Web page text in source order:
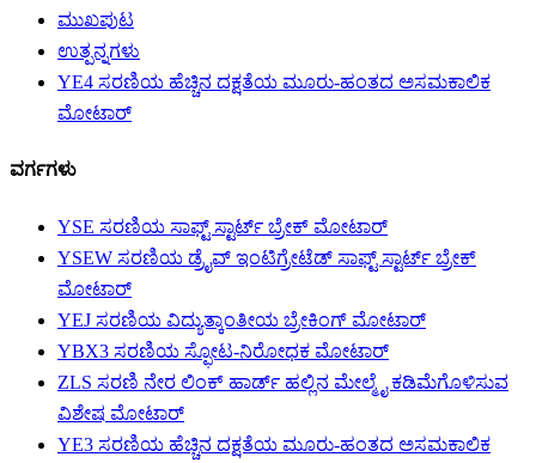
ಮುಖಪುಟ
ಉತ್ಪನ್ನಗಳು
YE4 ಸರಣಿಯ ಹೆಚ್ಚಿನ ದಕ್ಷತೆಯ ಮೂರು-ಹಂತದ ಅಸಮಕಾಲಿಕ
ಮೋಟಾರ್
ವರ್ಗಗಳು
YSE ಸರಣಿಯ ಸಾಫ್ಟ್ ಸ್ಟಾರ್ಟ್ ಬ್ರೇಕ್ ಮೋಟಾರ್
YSEW ಸರಣಿಯ ಡ್ರೈವ್ ಇಂಟಿಗ್ರೇಟೆಡ್ ಸಾಫ್ಟ್ ಸ್ಟಾರ್ಟ್ ಬ್ರೇಕ್
ಮೋಟಾರ್
YEJ ಸರಣಿಯ ವಿದ್ಯುತ್ಕಾಂತೀಯ ಬ್ರೇಕಿಂಗ್ ಮೋಟಾರ್
YBX3 ಸರಣಿಯ ಸ್ಫೋಟ-ನಿರೋಧಕ ಮೋಟಾರ್
ZLS ಸರಣಿ ನೇರ ಲಿಂಕ್ ಹಾರ್ಡ್ ಹಲ್ಲಿನ ಮೇಲ್ಮೈ ಕಡಿಮೆಗೊಳಿಸುವ
ವಿಶೇಷ ಮೋಟಾರ್
YE3 ಸರಣಿಯ ಹೆಚ್ಚಿನ ದಕ್ಷತೆಯ ಮೂರು-ಹಂತದ ಅಸಮಕಾಲಿಕ